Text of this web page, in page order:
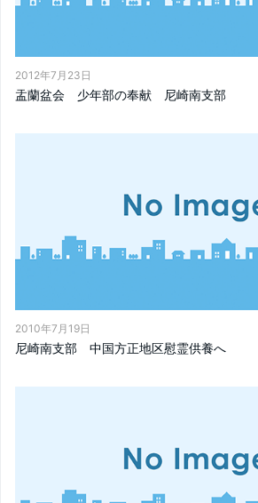
2012年7月23日
盂蘭盆会 少年部の奉献 尼崎南支部
2010年7月19日
尼崎南支部 中国方正地区慰霊供養へ